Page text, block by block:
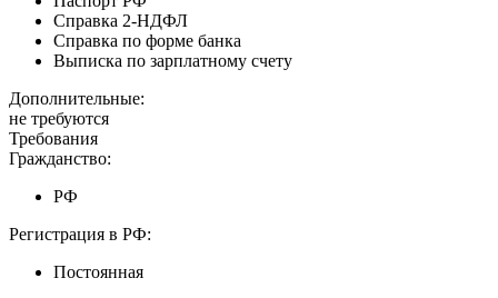
Справка 2-НДФЛ
Справка по форме банка
Выписка по зарплатному счету
Дополнительные:
не требуются
Требования
Гражданство:
РФ
Регистрация в РФ:
Постоянная